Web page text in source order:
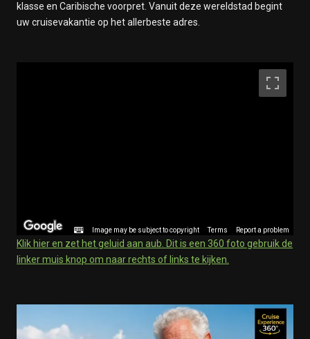
klasse en Caribische voorpret. Vanuit deze wereldstad begint
uw cruisevakantie op het allerbeste adres.
Image may be subject to copyright Terms Report a problem
Klik hier en zet het geluid aan aub. Dit is een 360 foto gebruik de
linker muis knop om naar rechts of links te kijken.